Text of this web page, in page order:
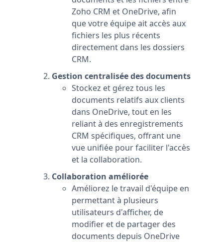
Zoho CRM et OneDrive, afin
que votre équipe ait accès aux
fichiers les plus récents
directement dans les dossiers
CRM.
Gestion centralisée des documents
Stockez et gérez tous les
documents relatifs aux clients
dans OneDrive, tout en les
reliant à des enregistrements
CRM spécifiques, offrant une
vue unifiée pour faciliter l'accès
et la collaboration.
Collaboration améliorée
Améliorez le travail d'équipe en
permettant à plusieurs
utilisateurs d'afficher, de
modifier et de partager des
documents depuis OneDrive